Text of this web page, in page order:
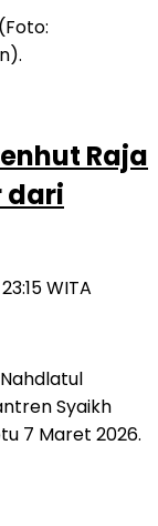
Raja
dari
WITA
Syaikh
7 Maret 2026.